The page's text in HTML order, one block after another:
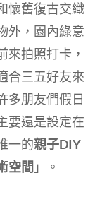
懷舊復古交織
外，園內綠意
來拍照打卡，
合三五好友來
多朋友們假日
要還是設定在
一的親子DIY
空間 」。